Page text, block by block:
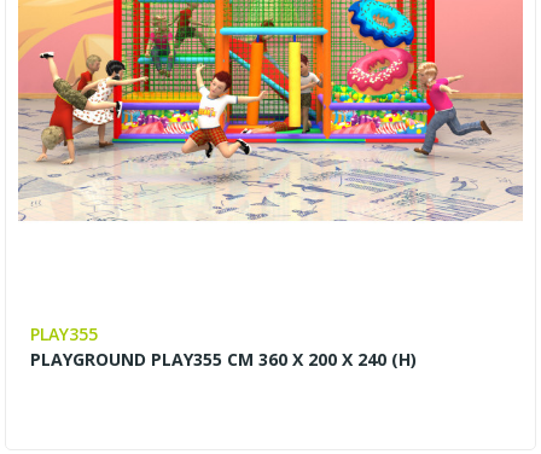
PLAY355
PLAYGROUND PLAY355 CM 360 X 200 X 240 (H)